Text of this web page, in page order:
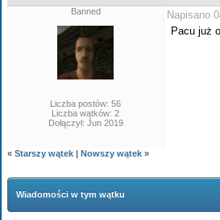
Banned
Liczba postów: 56
Liczba wątków: 2
Dołączył: Jun 2019
Napisano
Pacu już
« Starszy wątek | Nowszy wątek »
Wiadomości w tym wątku